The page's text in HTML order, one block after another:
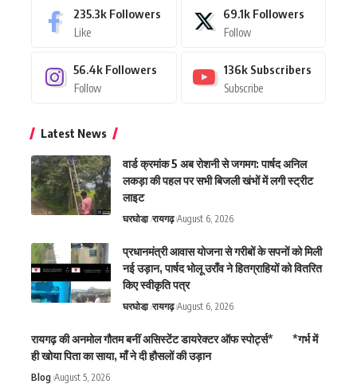
235.3k Followers
Like
69.1k Followers
Follow
56.4k Followers
Follow
136k Subscribers
Subscribe
Latest News
वार्ड क्रमांक 5 अब रोशनी से जगमग: पार्षद अनिल
लकड़ा की पहल पर सभी बिजली खंभों में लगी स्ट्रीट
लाइट
घरघोडा़ रायगढ़ August 6, 2026
प्रधानमंत्री आवास योजना से गरीबों के सपनों को मिली
नई उड़ान, पार्षद भोलू उराँव ने हितग्राहियों को वितरित
किए स्वीकृति पत्र
घरघोडा़ रायगढ़ August 6, 2026
रायगढ़ की अनमोल गौतम बनीं असिस्टेंट डायरेक्टर ऑफ स्पोर्ट्स* *गर्भ में
ही खोया पिता का साया, माँ ने दी हौसलों की उड़ान
Blog August 5, 2026